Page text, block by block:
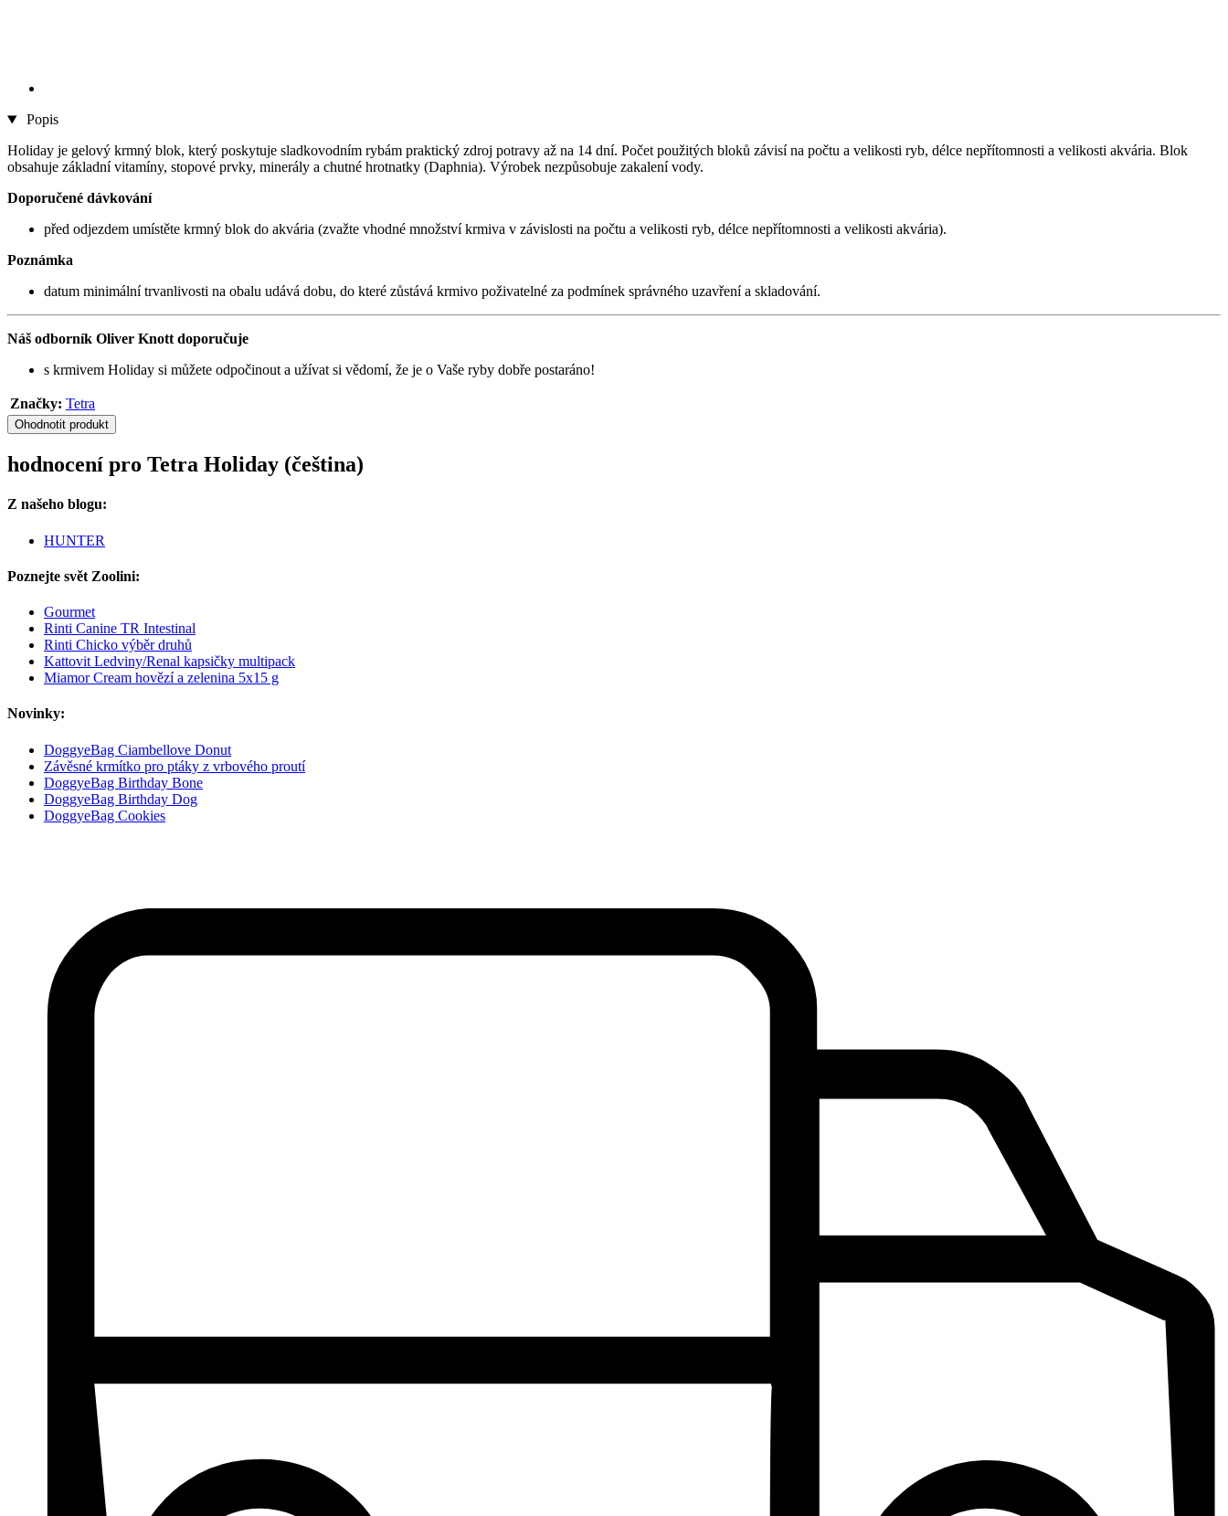
Popis
Holiday je gelový krmný blok, který poskytuje sladkovodním rybám praktický zdroj potravy až na 14 dní. Počet použitých bloků závisí na počtu a velikosti ryb, délce nepřítomnosti a velikosti akvária. Blok
obsahuje základní vitamíny, stopové prvky, minerály a chutné hrotnatky (Daphnia). Výrobek nezpůsobuje zakalení vody.
Doporučené dávkování
před odjezdem umístěte krmný blok do akvária (zvažte vhodné množství krmiva v závislosti na počtu a velikosti ryb, délce nepřítomnosti a velikosti akvária).
Poznámka
datum minimální trvanlivosti na obalu udává dobu, do které zůstává krmivo poživatelné za podmínek správného uzavření a skladování.
Náš odborník Oliver Knott doporučuje
s krmivem Holiday si můžete odpočinout a užívat si vědomí, že je o Vaše ryby dobře postaráno!
Značky: Tetra
Ohodnotit produkt
hodnocení pro Tetra Holiday (čeština)
Z našeho blogu:
HUNTER
Poznejte svět Zoolini:
Gourmet
Rinti Canine TR Intestinal
Rinti Chicko výběr druhů
Kattovit Ledviny/Renal kapsičky multipack
Miamor Cream hovězí a zelenina 5x15 g
Novinky:
DoggyeBag Ciambellove Donut
Závěsné krmítko pro ptáky z vrbového proutí
DoggyeBag Birthday Bone
DoggyeBag Birthday Dog
DoggyeBag Cookies